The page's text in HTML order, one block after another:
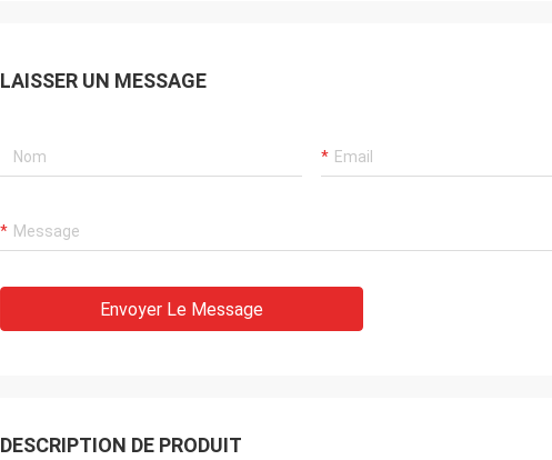
LAISSER UN MESSAGE
Envoyer Le Message
DESCRIPTION DE PRODUIT